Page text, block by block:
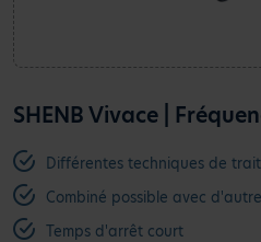
SHENB Vivace |
Différentes techniques de
Combiné possible avec
Temps d'arrêt court